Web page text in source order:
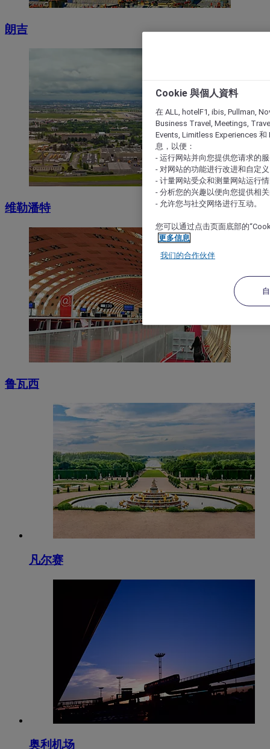
朗吉
维勒潘特
鲁瓦西
凡尔赛
奥利机场
Cookie 與個人資料
在 ALL, hotelF1, ibis, Pullman,
Business Travel, Meetings,
Events, Limitless Experiences 和
息，以便：
- 运行网站并向您提供您请求的
- 对网站的功能进行改进和自定义
- 计量网站受众和测量网站运行
- 分析您的兴趣以便向您提供相
- 允许您与社交网络进行互动。
您可以通过点击页面底部的
更多信息
我们的合作伙伴